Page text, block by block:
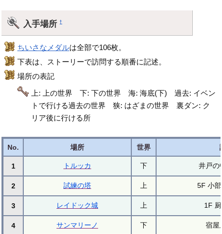
入手場所†
ちいさなメダルは全部で106枚。
下表は、ストーリーで訪問する順番に記述。
場所の表記
上: 上の世界 下: 下の世界 海: 海底(下) 過去: イベン
トで行ける過去の世界 狭: はざまの世界 裏ダン: ク
リア後に行ける所
No. 場所 世界
1 トルッカ 下 井戸の
2 試練の塔 上 5F 小
3 レイドック城 上 1F
4 サンマリーノ 下 宿屋